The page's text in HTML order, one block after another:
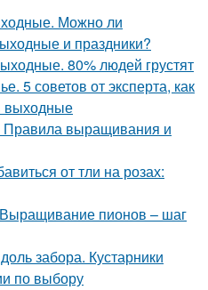
Можно ли
и праздники?
80% людей грустят
5 советов от эксперта, как
выходные
выращивания и
от тли на розах:
пионов – шаг
забора. Кустарники
по выбору